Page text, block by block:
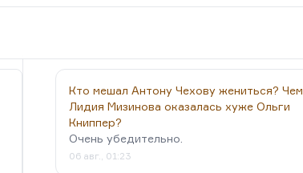
Кто мешал Антону Чехову жениться? Чем
Лидия Мизинова оказалась хуже Ольги
Книппер?
Очень убедительно.
06 авг., 01:23